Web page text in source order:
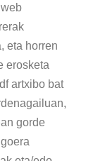
eta horren
erosketa
artxibo bat
gorde